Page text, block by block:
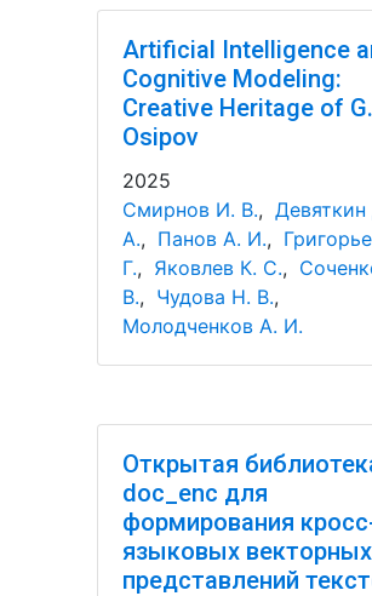
Artificial Intelligence
Cognitive Modeling:
Creative Heritage of
Osipov
2025
Смирнов И. В., Девяткин
А., Панов А. И.,
Г., Яковлев К. С.,
В., Чудова Н. В.,
Молодченков А. И.
Открытая
doc_enc для
формирования
языковых векторных
представлений